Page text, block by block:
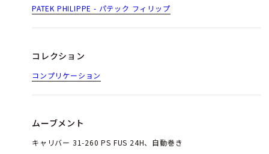
PATEK PHILIPPE - パテック フィリップ
コレクション
コンプリケーション
ムーブメント
キャリバー 31‑260 PS FUS 24H、自動巻き